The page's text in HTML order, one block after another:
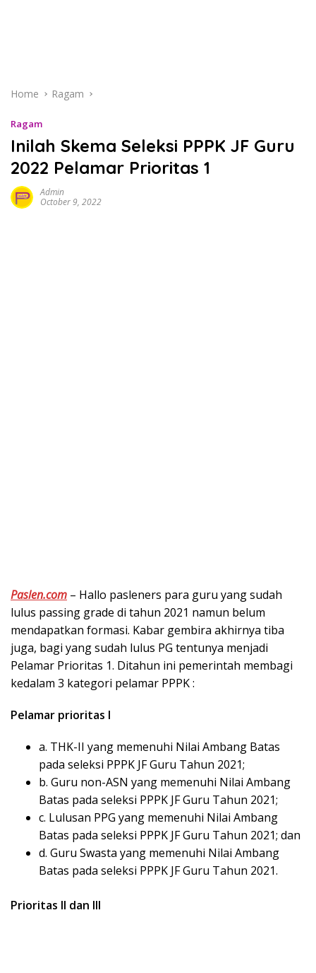
Home Ragam
Ragam
Inilah Skema Seleksi PPPK JF Guru
2022 Pelamar Prioritas 1
Admin
October 9, 2022
Paslen.com – Hallo pasleners para guru yang sudah
lulus passing grade di tahun 2021 namun belum
mendapatkan formasi. Kabar gembira akhirnya tiba
juga, bagi yang sudah lulus PG tentunya menjadi
Pelamar Prioritas 1. Ditahun ini pemerintah membagi
kedalam 3 kategori pelamar PPPK :
Pelamar prioritas I
a. THK-II yang memenuhi Nilai Ambang Batas
pada seleksi PPPK JF Guru Tahun 2021;
b. Guru non-ASN yang memenuhi Nilai Ambang
Batas pada seleksi PPPK JF Guru Tahun 2021;
c. Lulusan PPG yang memenuhi Nilai Ambang
Batas pada seleksi PPPK JF Guru Tahun 2021; dan
d. Guru Swasta yang memenuhi Nilai Ambang
Batas pada seleksi PPPK JF Guru Tahun 2021.
Prioritas II dan III